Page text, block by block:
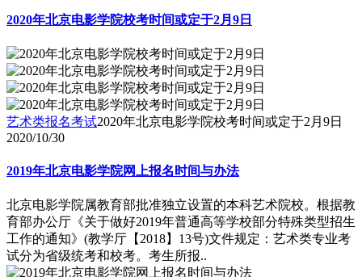
2020年北京电影学院校考时间或定于2月9日
艺术类报名考试2020年北京电影学院校考时间或定于2月9日
2020/10/30
2019年北京电影学院网上报名时间与办法
北京电影学院属教育部批准独立设置的本科艺术院校。根据教
育部办公厅《关于做好2019年普通高等学校部分特殊类型招生
工作的通知》(教学厅【2018】13号)文件规定：艺术类专业考
试分为省级统考和校考。考生所报..